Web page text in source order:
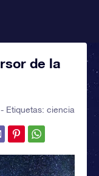
de la
Etiquetas: ciencia